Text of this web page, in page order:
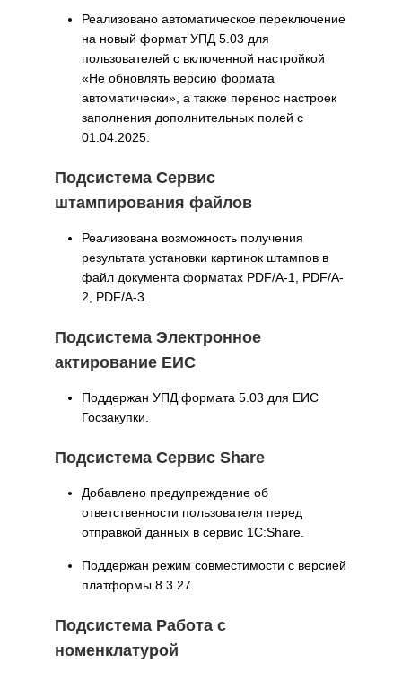
Реализовано автоматическое переключение
на новый формат УПД 5.03 для
пользователей с включенной настройкой
«Не обновлять версию формата
автоматически», а также перенос настроек
заполнения дополнительных полей с
01.04.2025.
Подсистема Сервис
штампирования файлов
Реализована возможность получения
результата установки картинок штампов в
файл документа форматах PDF/A-1, PDF/A-
2, PDF/A-3.
Подсистема Электронное
актирование ЕИС
Поддержан УПД формата 5.03 для ЕИС
Госзакупки.
Подсистема Сервис Share
Добавлено предупреждение об
ответственности пользователя перед
отправкой данных в сервис 1С:Share.
Поддержан режим совместимости с версией
платформы 8.3.27.
Подсистема Работа с
номенклатурой